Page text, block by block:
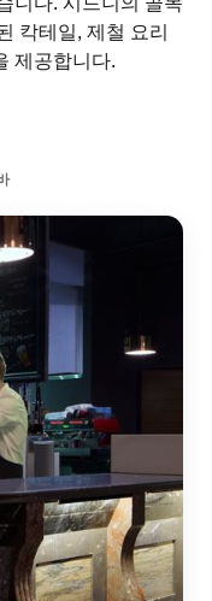
칵테일, 제철 요리
제공합니다.